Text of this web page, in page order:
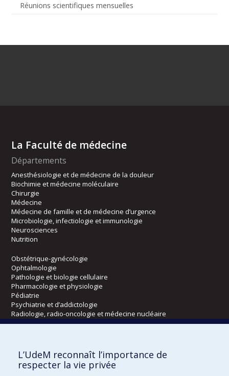
Réunions scientifiques mensuelles
La Faculté de médecine
Départements
Anesthésiologie et de médecine de la douleur
Biochimie et médecine moléculaire
Chirurgie
Médecine
Médecine de famille et de médecine d’urgence
Microbiologie, infectiologie et immunologie
Neurosciences
Nutrition
Obstétrique-gynécologie
Ophtalmologie
Pathologie et biologie cellulaire
Pharmacologie et physiologie
Pédiatrie
Psychiatrie et d’addictologie
Radiologie, radio-oncologie et médecine nucléaire
Écoles
Kinésiologie et des sciences de l’activité physique
Orthophonie et audiologie
L’UdeM reconnaît l’importance de
respecter la vie privée